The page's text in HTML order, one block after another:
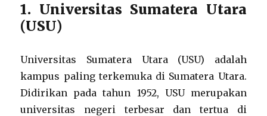
1. Universitas Sumatera Utara
(USU)
Universitas Sumatera Utara (USU) adalah
kampus paling terkemuka di Sumatera Utara.
Didirikan pada tahun 1952, USU merupakan
universitas negeri terbesar dan tertua di